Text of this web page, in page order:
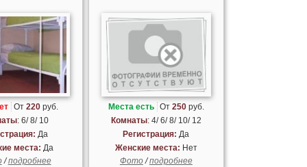
От 220руб.
: 6/ 8/ 10
Да
места: Да
/подробнее
Места есть От 250руб.
Комнаты: 4/ 6/ 8/ 10/ 12
Регистрация: Да
Женские места: Нет
Фото/подробнее